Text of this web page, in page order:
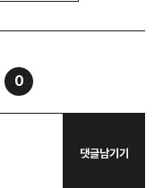
0
댓글남기기